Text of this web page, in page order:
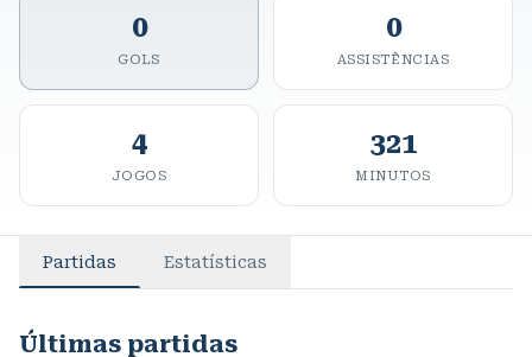
0
GOLS
0
ASSISTÊNCIAS
4
JOGOS
321
MINUTOS
Partidas Estatísticas
Últimas partidas